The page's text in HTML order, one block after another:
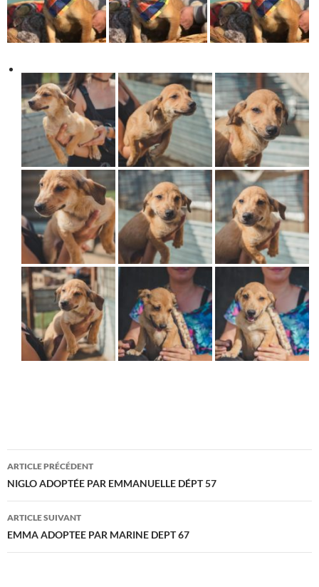
Navigation
des
articles
ARTICLE PRÉCÉDENT
NIGLO ADOPTÉE PAR EMMANUELLE DÉPT 57
ARTICLE SUIVANT
EMMA ADOPTEE PAR MARINE DEPT 67